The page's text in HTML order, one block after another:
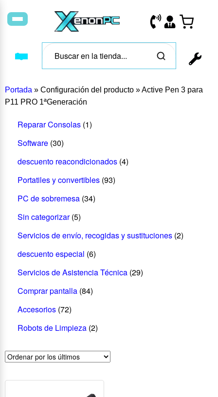
Portada » Configuración del producto »Active Pen 3 para
P11 PRO 1ªGeneración
Reparar Consolas (1)
Software (30)
descuento reacondicionados (4)
Portatiles y convertibles (93)
PC de sobremesa (34)
Sin categorizar (5)
Servicios de envío, recogidas y sustituciones (2)
descuento especial (6)
Servicios de Asistencia Técnica (29)
Comprar pantalla (84)
Accesorios (72)
Robots de Limpieza (2)